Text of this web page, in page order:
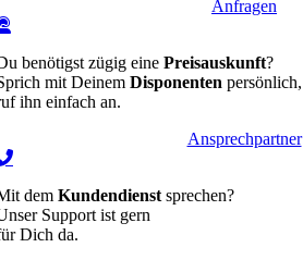
Anfragen
benötigst zügig eine Preisauskunft?
mit Deinem Disponenten persönlich,
ihn einfach an.
Ansprechpartner
dem Kundendienst sprechen?
Support ist gern
Dich da.